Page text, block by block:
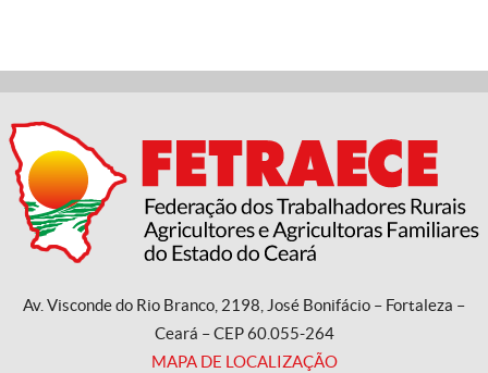
Av. Visconde do Rio Branco, 2198, José Bonifácio – Fortaleza –
Ceará – CEP 60.055-264
MAPA DE LOCALIZAÇÃO